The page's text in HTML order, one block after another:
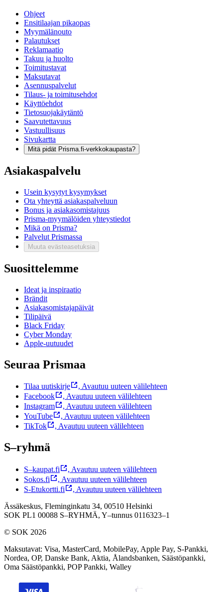
Ohjeet
Ensitilaajan pikaopas
Myymälänouto
Palautukset
Reklamaatio
Takuu ja huolto
Toimitustavat
Maksutavat
Asennuspalvelut
Tilaus- ja toimitusehdot
Käyttöehdot
Tietosuojakäytäntö
Saavutettavuus
Vastuullisuus
Sivukartta
Mitä pidät Prisma.fi-verkkokaupasta?
Asiakaspalvelu
Usein kysytyt kysymykset
Ota yhteyttä asiakaspalveluun
Bonus ja asiakasomistajuus
Prisma-myymälöiden yhteystiedot
Mikä on Prisma?
Palvelut Prismassa
Muuta evästeasetuksia
Suosittelemme
Ideat ja inspiraatio
Brändit
Asiakasomistajapäivät
Tilipäivä
Black Friday
Cyber Monday
Apple-uutuudet
Seuraa Prismaa
Tilaa uutiskirje , Avautuu uuteen välilehteen
Facebook
, Avautuu uuteen välilehteen
Instagram
, Avautuu uuteen välilehteen
YouTube
, Avautuu uuteen välilehteen
TikTok
, Avautuu uuteen välilehteen
S–ryhmä
S–kaupat.fi , Avautuu uuteen välilehteen
Sokos.fi
, Avautuu uuteen välilehteen
S-Etukortti.fi
, Avautuu uuteen välilehteen
Ässäkeskus, Fleminginkatu 34, 00510 Helsinki
SOK PL1 00088 S–RYHMÄ, Y–tunnus 0116323–1
© SOK 2026
Maksutavat: Visa, MasterCard, MobilePay, Apple Pay, S-Pankki,
Nordea, OP, Danske Bank, Aktia, Ålandsbanken, Säästöpankki,
Oma Säästöpankki, POP Pankki, Walley